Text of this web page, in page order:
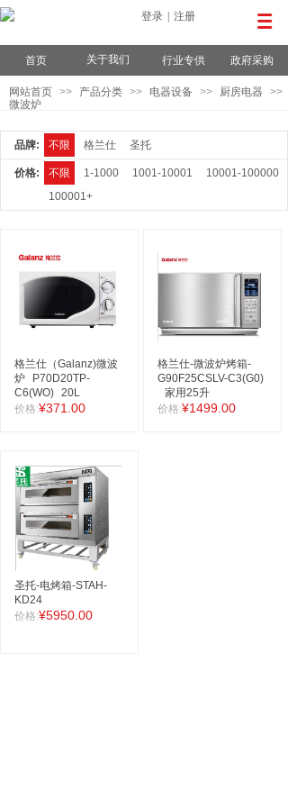
登录 注册
首页 关于我们 行业专供 政府采购
网站首页 >> 产品分类 >> 电器设备 >> 厨房电器
>>
微波炉
品牌: 不限 格兰仕 圣托
价格: 不限 1-1000 1001-10001
10001-100000
100001+
格兰仕（Galanz)微波
炉
P70D20TP-
C6(WO) 20L
价格:¥371.00
格兰仕-微波炉烤箱-
G90F25CSLV-C3(G0)
家用25升
价格:¥1499.00
圣托-电烤箱-STAH-
KD24
价格:¥5950.00